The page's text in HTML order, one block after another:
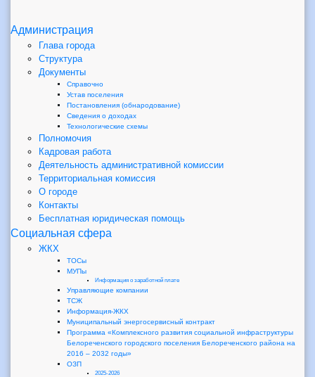
Администрация
Глава города
Структура
Документы
Справочно
Устав поселения
Постановления (обнародование)
Сведения о доходах
Технологические схемы
Полномочия
Кадровая работа
Деятельность административной комиссии
Территориальная комиссия
О городе
Контакты
Бесплатная юридическая помощь
Социальная сфера
ЖКХ
ТОСы
МУПы
Информация о заработной плате
Управляющие компании
ТСЖ
Информация-ЖКХ
Муниципальный энергосервисный контракт
Программа «Комплексного развития социальной инфраструктуры
Белореченского городского поселения Белореченского района на
2016 – 2032 годы»
ОЗП
2025-2026